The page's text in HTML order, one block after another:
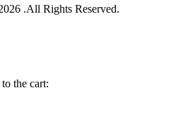
.All Rights Reserved.
the cart: